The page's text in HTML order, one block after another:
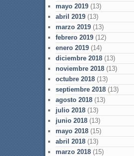
mayo 2019(13)
abril 2019(13)
marzo 2019(13)
febrero 2019(12)
enero 2019(14)
diciembre 2018(13)
noviembre 2018(13)
octubre 2018(13)
septiembre 2018(13)
agosto 2018(13)
julio 2018(13)
junio 2018(13)
mayo 2018(15)
abril 2018(13)
marzo 2018(15)